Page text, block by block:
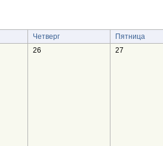
Четверг Пятница
26 27